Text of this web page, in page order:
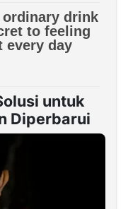
untuk
Diperbarui